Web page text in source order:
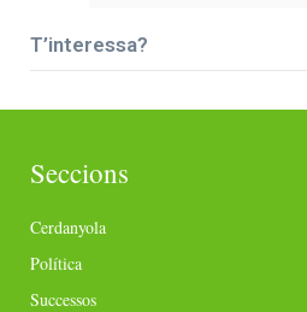
T’interessa?
Seccions
Cerdanyola
Política
Successos